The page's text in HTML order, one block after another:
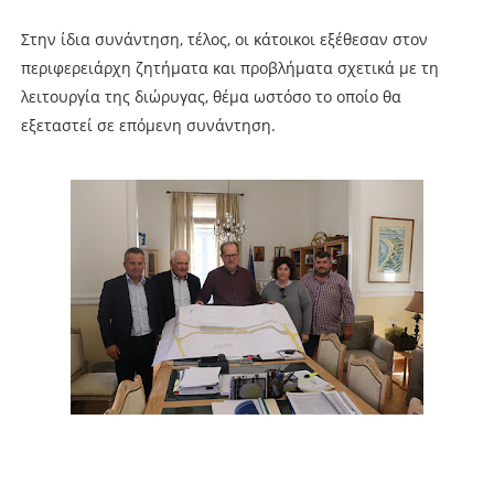
Στην ίδια συνάντηση, τέλος, οι κάτοικοι εξέθεσαν στον
περιφερειάρχη ζητήματα και προβλήματα σχετικά με τη
λειτουργία της διώρυγας, θέμα ωστόσο το οποίο θα
εξεταστεί σε επόμενη συνάντηση.